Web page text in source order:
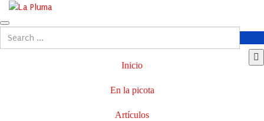
Inicio
En la picota
Artículos